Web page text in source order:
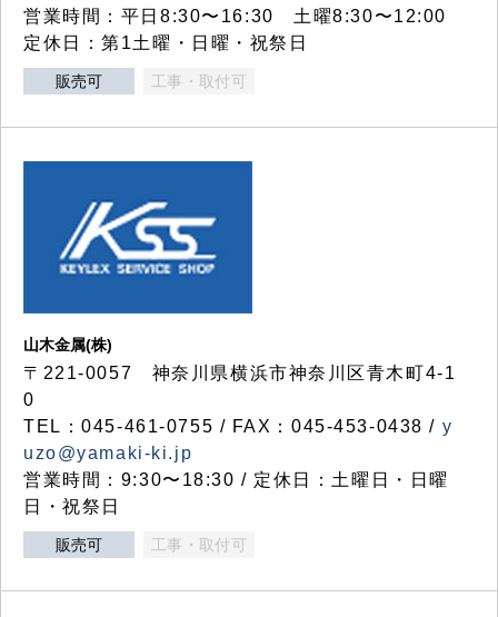
営業時間：平日8:30〜16:30 土曜8:30〜12:00
定休日：第1土曜・日曜・祝祭日
販売可 工事・取付可
山木金属(株)
〒221-0057 神奈川県横浜市神奈川区青木町4-1
0
TEL：045-461-0755 / FAX：045-453-0438 / y
uzo@yamaki-ki.jp
営業時間：9:30〜18:30 / 定休日：土曜日・日曜
日・祝祭日
販売可 工事・取付可